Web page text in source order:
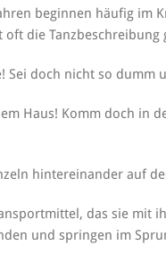
beginnen häufig im
oft die Tanzbeschreibung
Sei doch nicht so dumm
Haus! Komm doch in
hintereinander auf
das sie mit
und springen im